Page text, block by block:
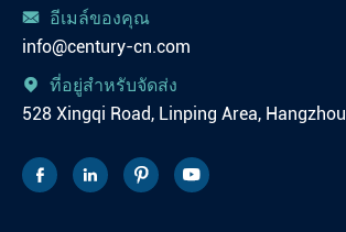

อีเมล์ของคุณ
info@century-cn.com

ที่อยู่สำหรับจัดส่ง
528 Xingqi Road, Linping Area, Hangzhou
   